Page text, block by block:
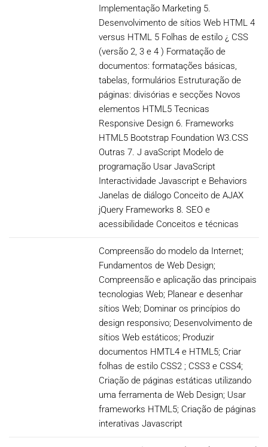
Implementação Marketing 5.
Desenvolvimento de sítios Web HTML 4
versus HTML 5 Folhas de estilo ¿ CSS
(versão 2, 3 e 4 ) Formatação de
documentos: formatações básicas,
tabelas, formulários Estruturação de
páginas: divisórias e secções Novos
elementos HTML5 Tecnicas
Responsive Design 6. Frameworks
HTML5 Bootstrap Foundation W3.CSS
Outras 7. J avaScript Modelo de
programação Usar JavaScript
Interactividade Javascript e Behaviors
Janelas de diálogo Conceito de AJAX
jQuery Frameworks 8. SEO e
acessibilidade Conceitos e técnicas
Compreensão do modelo da Internet;
Fundamentos de Web Design;
Compreensão e aplicação das principais
tecnologias Web; Planear e desenhar
sítios Web; Dominar os princípios do
design responsivo; Desenvolvimento de
sítios Web estáticos; Produzir
documentos HMTL4 e HTML5; Criar
folhas de estilo CSS2 ; CSS3 e CSS4;
Criação de páginas estáticas utilizando
uma ferramenta de Web Design; Usar
frameworks HTML5; Criação de páginas
interativas Javascript